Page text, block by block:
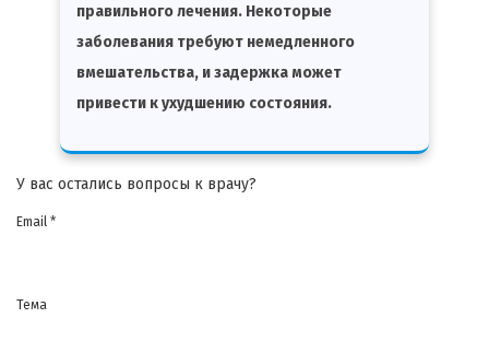
правильного лечения. Некоторые
заболевания требуют немедленного
вмешательства, и задержка может
привести к ухудшению состояния.
У вас остались вопросы к врачу?
Email *
Тема